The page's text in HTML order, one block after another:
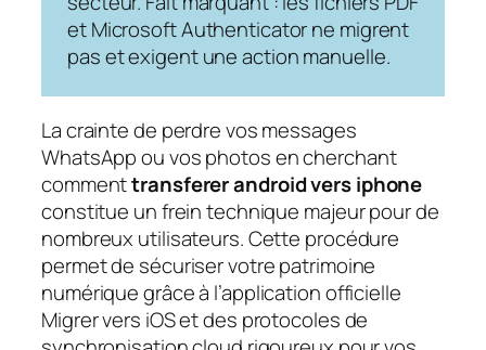
et Microsoft Authenticator ne migrent
pas et exigent une action manuelle.
La crainte de perdre vos messages
WhatsApp ou vos photos en cherchant
commenttransferer android vers iphone
constitue un frein technique majeur pour de
nombreux utilisateurs. Cette procédure
permet de sécuriser votre patrimoine
numérique grâce à l’application officielle
Migrer vers iOS et des protocoles de